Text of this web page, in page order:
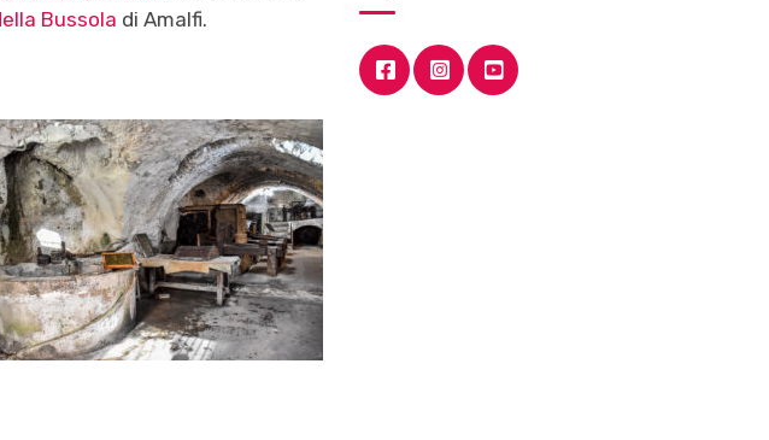
Bussola di Amalfi.